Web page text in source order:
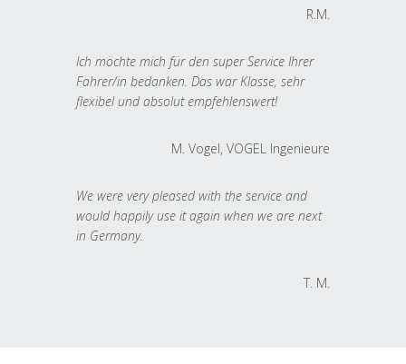
R.M.
Ich möchte mich für den super Service Ihrer
Fahrer/in bedanken. Das war Klasse, sehr
flexibel und absolut empfehlenswert!
M. Vogel, VOGEL Ingenieure
We were very pleased with the service and
would happily use it again when we are next
in Germany.
T. M.